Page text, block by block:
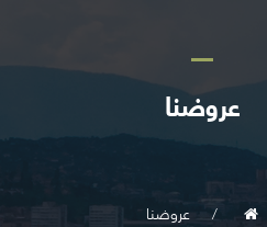
عروضنا
عروضنا